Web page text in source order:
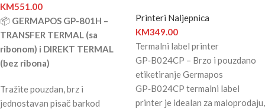
KM551.00
📦 GERMAPOS GP-801H –
TRANSFER TERMAL (sa
ribonom) i DIREKT TERMAL
(bez ribona)
Tražite pouzdan, brz i
jednostavan pisač barkod
Printeri Naljepnica
KM349.00
Termalni label printer
GP‑B024CP – Brzo i pouzdano
etiketiranje Germapos
GP‑B024CP termalni label
printer je idealan za maloprodaju,